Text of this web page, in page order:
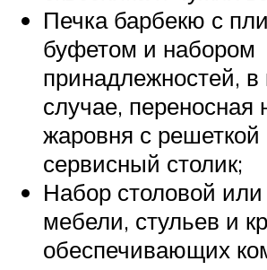
Печка барбекю с
буфетом и набором
принадлежностей, в
случае, переносная
жаровня с решеткой
сервисный столик;
Набор столовой
мебели, стульев и
обеспечивающих